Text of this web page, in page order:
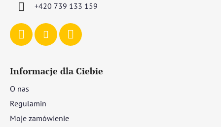
+420 739 133 159
Informacje dla Ciebie
O nas
Regulamin
Moje zamówienie